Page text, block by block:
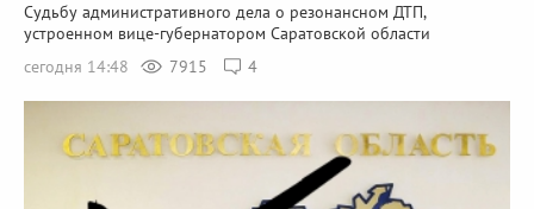
Судьбу административного дела о резонансном ДТП,
устроенном вице-губернатором Саратовской области
сегодня 14:48
7915 4